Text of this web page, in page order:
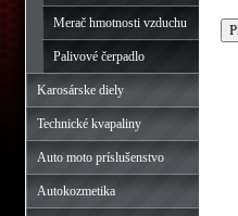
Merač hmotnosti vzduchu
Palivové čerpadlo
Karosárske diely
Technické kvapaliny
Auto moto príslušenstvo
Autokozmetika